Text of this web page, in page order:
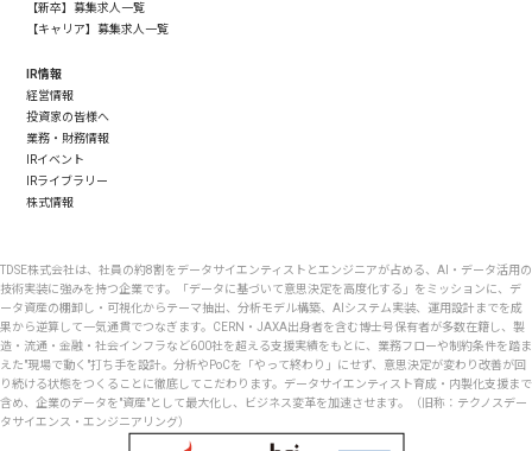
【新卒】募集求人一覧
【キャリア】募集求人一覧
IR情報
経営情報
投資家の皆様へ
業務・財務情報
IRイベント
IRライブラリー
株式情報
TDSE株式会社は、社員の約8割をデータサイエンティストとエンジニアが占める、AI・データ活用の
技術実装に強みを持つ企業です。「データに基づいて意思決定を高度化する」をミッションに、デ
ータ資産の棚卸し・可視化からテーマ抽出、分析モデル構築、AIシステム実装、運用設計までを成
果から逆算して一気通貫でつなぎます。CERN・JAXA出身者を含む博士号保有者が多数在籍し、製
造・流通・金融・社会インフラなど600社を超える支援実績をもとに、業務フローや制約条件を踏ま
えた"現場で動く"打ち手を設計。分析やPoCを「やって終わり」にせず、意思決定が変わり改善が回
り続ける状態をつくることに徹底してこだわります。データサイエンティスト育成・内製化支援まで
含め、企業のデータを"資産"として最大化し、ビジネス変革を加速させます。（旧称：テクノスデー
タサイエンス・エンジニアリング）